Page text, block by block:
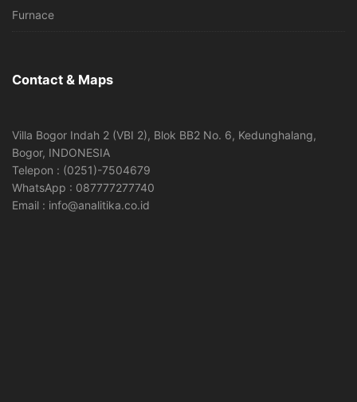
Furnace
Contact & Maps
Villa Bogor Indah 2 (VBI 2), Blok BB2 No. 6, Kedunghalang,
Bogor, INDONESIA
Telepon : (0251)-7504679
WhatsApp : 087777277740
Email : info@analitika.co.id